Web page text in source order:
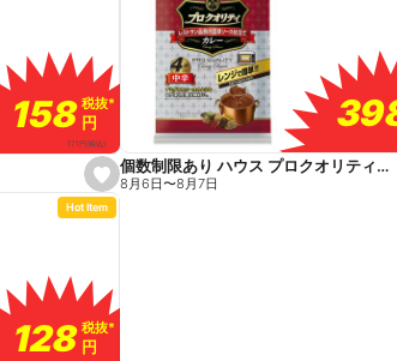
i
t
e
s
e
t
i
t
e
158
158税抜*
税抜*
円
円
171円(税込)
個数制限あり ハウス プロクオリティカレー 中辛 4袋入
8月6日〜8月7日
Hot Item
128
128税抜*
税抜*
円
円